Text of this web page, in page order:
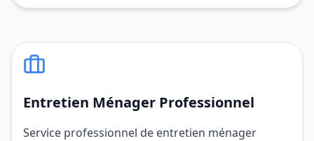
Entretien Ménager Professionnel
Service professionnel de entretien ménager